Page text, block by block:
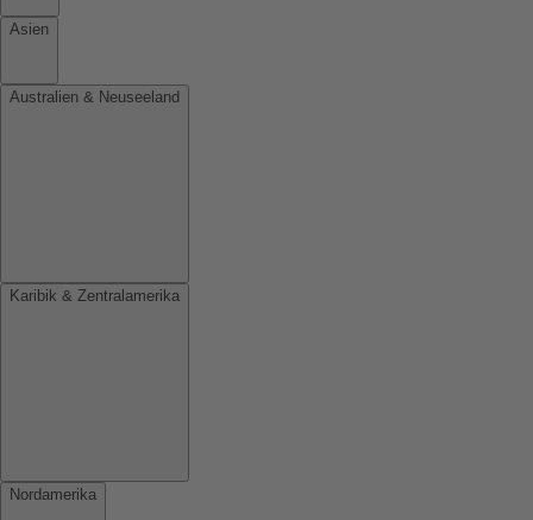
Asien
Australien & Neuseeland
Karibik & Zentralamerika
Nordamerika